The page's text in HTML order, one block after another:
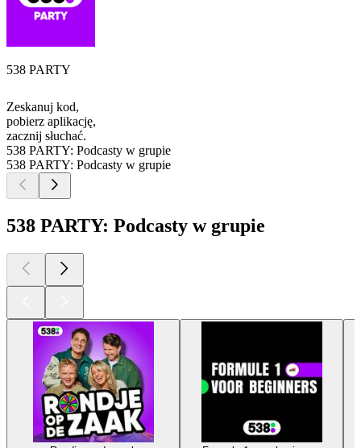
538 PARTY
Zeskanuj kod,
pobierz aplikację,
zacznij słuchać.
538 PARTY: Podcasty w grupie
538 PARTY: Podcasty w grupie
538 PARTY: Podcasty w grupie